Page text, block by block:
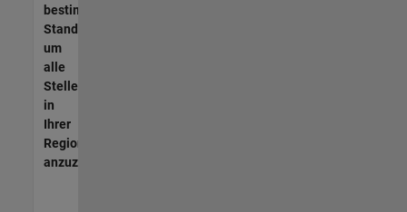
bestimmten
Standort,
um
alle
Stellenangebote
in
Ihrer
Region
anzuzeigen.